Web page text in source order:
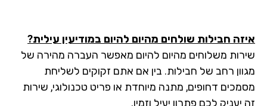
חבילות שולחים מהיום להיום במודיעין עילית?
משלוחים מהיום להיום מאפשר העברה מהירה של
רחב של חבילות. בין אם אתם זקוקים לשליחת
דחופים, מתנה מיוחדת או פריט טכנולוגי, שירות
יעניק לכם פתרון יעיל וזמין.